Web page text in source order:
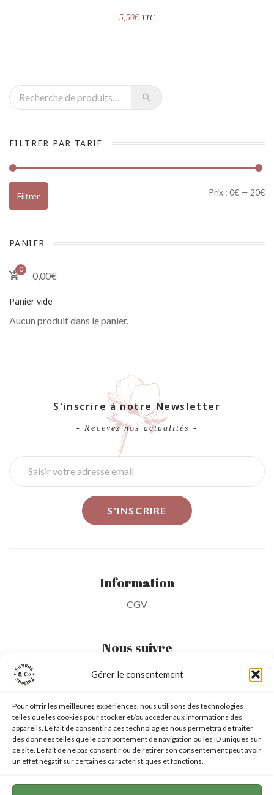
Gérer le consentement
Pour offrir les meilleures expériences, nous utilisons des technologies
telles que les cookies pour stocker et/ou accéder aux informations des
appareils. Le fait de consentir à ces technologies nous permettra de traiter
des données telles que le comportement de navigation ou les ID uniques sur
ce site. Le fait de ne pas consentir ou de retirer son consentement peut avoir
un effet négatif sur certaines caractéristiques et fonctions.
5,50€ TTC
Recherche pour :
FILTRER PAR TARIF
Filtrer Prix : 0€ — 20€
PANIER
0
0,00€
Panier vide
Aucun produit dans le panier.
S'inscrire à notre Newsletter
- Recevez nos actualités -
Information
CGV
Nous suivre
Mon Compte
Ma liste d'envie
Mon panier
6 chemin des Garennes–31260 TOUILLE